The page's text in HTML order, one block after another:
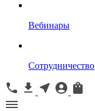
Вебинары
Сотрудничество